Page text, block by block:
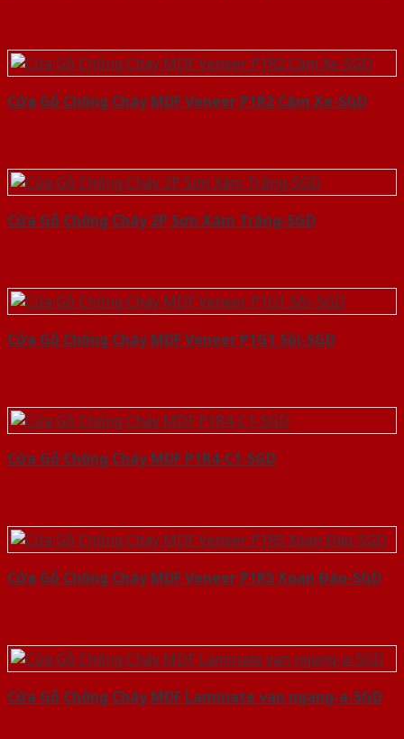
Cửa Gỗ Chống Cháy MDF Veneer P1R2 Căm Xe-SGD
Cửa Gỗ Chống Cháy 2P Sơn Xám Trắng-SGD
Cửa Gỗ Chống Cháy MDF Veneer P1G1 Sồi-SGD
Cửa Gỗ Chống Cháy MDF P1R4-C1-SGD
Cửa Gỗ Chống Cháy MDF Veneer P1R5 Xoan Đào-SGD
Cửa Gỗ Chống Cháy MDF Laminate van ngang-a-SGD